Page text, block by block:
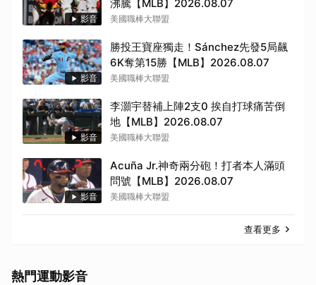
影音
沸騰【MLB】2026.08.07
美國職棒大聯盟
影音
勝投王寶座獨走！Sánchez先發5局飆
6K奪第15勝【MLB】2026.08.07
美國職棒大聯盟
影音
李灝宇替補上陣2支0 挨自打球痛苦倒
地【MLB】2026.08.07
美國職棒大聯盟
影音
Acuña Jr.神奇兩分砲！打者本人滿頭
問號【MLB】2026.08.07
美國職棒大聯盟
查看更多
熱門運動影音